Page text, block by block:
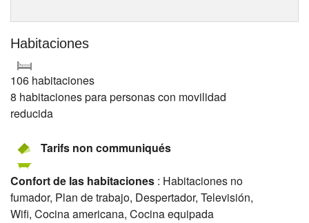
Habitaciones
106 habitaciones
8 habitaciones para personas con movilidad
reducida
Tarifs non communiqués
Confort de las habitaciones : Habitaciones no
fumador, Plan de trabajo, Despertador, Televisión,
Wifi, Cocina americana, Cocina equipada